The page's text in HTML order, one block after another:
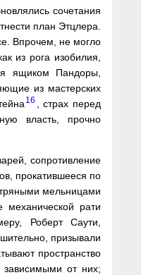
сочетания
план Этцлера.
Впрочем, не могло
из рога изобилия,
ящиком Пандоры,
из мастерских
16
, страх перед
власть, прочно
сопротивление
прокатившееся по
мельницами
механической рати
Роберт Саути,
призывали
пространство
от них;